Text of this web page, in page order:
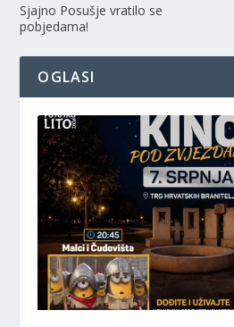
Sjajno Posušje vratilo se
pobjedama!
OGLASI